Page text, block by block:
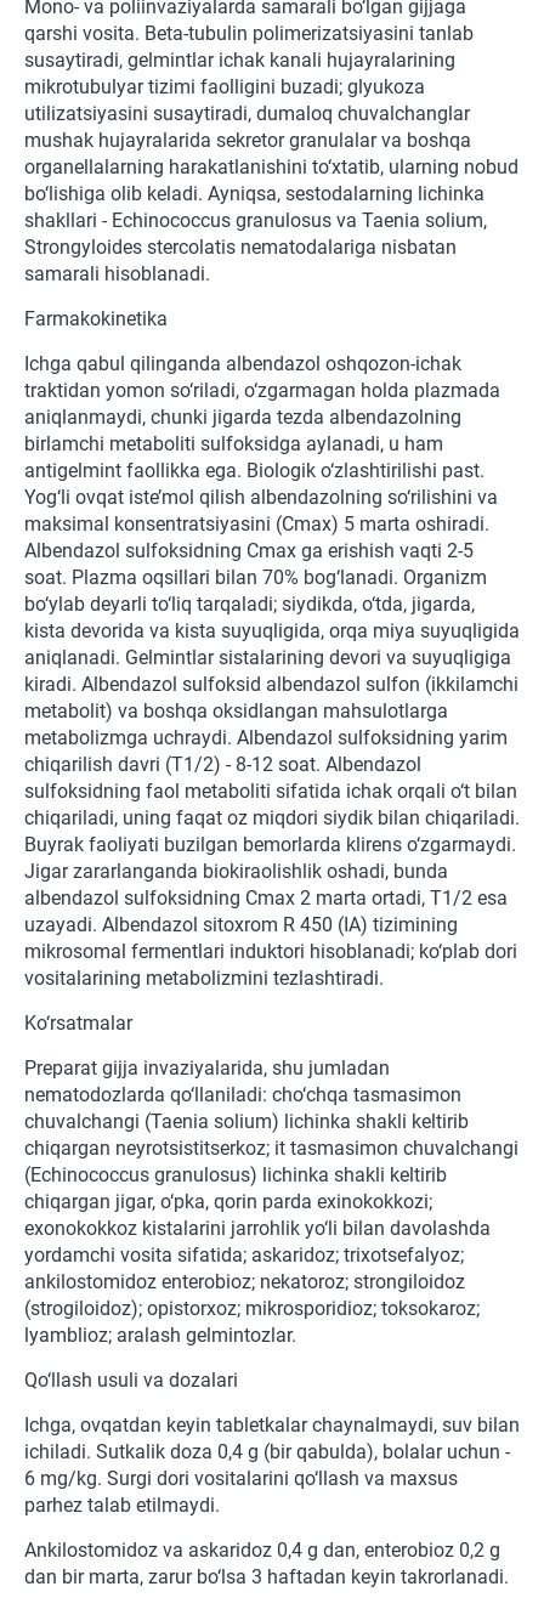
Mono- va poliinvaziyalarda samarali bo‘lgan gijjaga
qarshi vosita. Beta-tubulin polimerizatsiyasini tanlab
susaytiradi, gelmintlar ichak kanali hujayralarining
mikrotubulyar tizimi faolligini buzadi; glyukoza
utilizatsiyasini susaytiradi, dumaloq chuvalchanglar
mushak hujayralarida sekretor granulalar va boshqa
organellalarning harakatlanishini to‘xtatib, ularning nobud
bo‘lishiga olib keladi. Ayniqsa, sestodalarning lichinka
shakllari - Echinococcus granulosus va Taenia solium,
Strongyloides stercolatis nematodalariga nisbatan
samarali hisoblanadi.
Farmakokinetika
Ichga qabul qilinganda albendazol oshqozon-ichak
traktidan yomon so‘riladi, o‘zgarmagan holda plazmada
aniqlanmaydi, chunki jigarda tezda albendazolning
birlamchi metaboliti sulfoksidga aylanadi, u ham
antigelmint faollikka ega. Biologik o‘zlashtirilishi past.
Yog‘li ovqat iste’mol qilish albendazolning so‘rilishini va
maksimal konsentratsiyasini (Cmax) 5 marta oshiradi.
Albendazol sulfoksidning Cmax ga erishish vaqti 2-5
soat. Plazma oqsillari bilan 70% bog‘lanadi. Organizm
bo‘ylab deyarli to‘liq tarqaladi; siydikda, o‘tda, jigarda,
kista devorida va kista suyuqligida, orqa miya suyuqligida
aniqlanadi. Gelmintlar sistalarining devori va suyuqligiga
kiradi. Albendazol sulfoksid albendazol sulfon (ikkilamchi
metabolit) va boshqa oksidlangan mahsulotlarga
metabolizmga uchraydi. Albendazol sulfoksidning yarim
chiqarilish davri (T1/2) - 8-12 soat. Albendazol
sulfoksidning faol metaboliti sifatida ichak orqali o‘t bilan
chiqariladi, uning faqat oz miqdori siydik bilan chiqariladi.
Buyrak faoliyati buzilgan bemorlarda klirens o‘zgarmaydi.
Jigar zararlanganda biokiraolishlik oshadi, bunda
albendazol sulfoksidning Cmax 2 marta ortadi, T1/2 esa
uzayadi. Albendazol sitoxrom R 450 (IA) tizimining
mikrosomal fermentlari induktori hisoblanadi; ko‘plab dori
vositalarining metabolizmini tezlashtiradi.
Ko‘rsatmalar
Preparat gijja invaziyalarida, shu jumladan
nematodozlarda qo‘llaniladi: cho‘chqa tasmasimon
chuvalchangi (Taenia solium) lichinka shakli keltirib
chiqargan neyrotsistitserkoz; it tasmasimon chuvalchangi
(Echinococcus granulosus) lichinka shakli keltirib
chiqargan jigar, o‘pka, qorin parda exinokokkozi;
exonokokkoz kistalarini jarrohlik yo‘li bilan davolashda
yordamchi vosita sifatida; askaridoz; trixotsefalyoz;
ankilostomidoz enterobioz; nekatoroz; strongiloidoz
(strogiloidoz); opistorxoz; mikrosporidioz; toksokaroz;
lyamblioz; aralash gelmintozlar.
Qo‘llash usuli va dozalari
Ichga, ovqatdan keyin tabletkalar chaynalmaydi, suv bilan
ichiladi. Sutkalik doza 0,4 g (bir qabulda), bolalar uchun -
6 mg/kg. Surgi dori vositalarini qo‘llash va maxsus
parhez talab etilmaydi.
Ankilostomidoz va askaridoz 0,4 g dan, enterobioz 0,2 g
dan bir marta, zarur bo‘lsa 3 haftadan keyin takrorlanadi.